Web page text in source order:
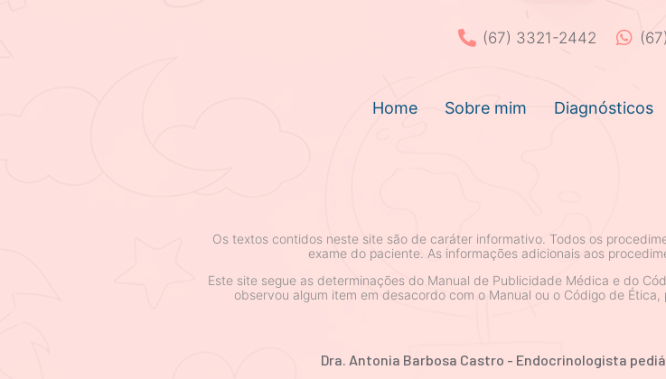
(67) 3321-2442
Home Sobre mim Diagnósticos
Os textos contidos neste site são de caráter informativo. Todos os
exame do paciente. As informações adicionais aos
Este site segue as determinações do Manual de Publicidade Médica e do
observou algum item em desacordo com o Manual ou o Código de
Dra. Antonia Barbosa Castro - Endocrinologista